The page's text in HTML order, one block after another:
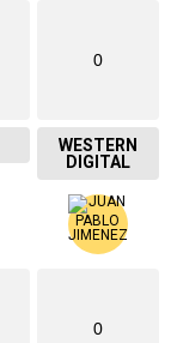
0
WESTERN
DIGITAL
0